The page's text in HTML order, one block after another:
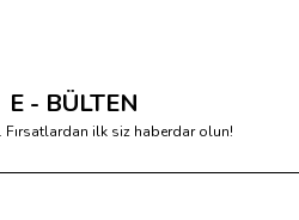
E - BÜLTEN
Fırsatlardan ilk siz haberdar olun!